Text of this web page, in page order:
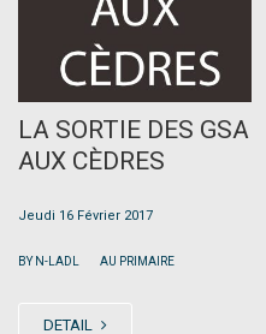
LA SORTIE DES GSA
AUX CÈDRES
Jeudi 16 Février 2017
BY N-LADL AU PRIMAIRE
DETAIL